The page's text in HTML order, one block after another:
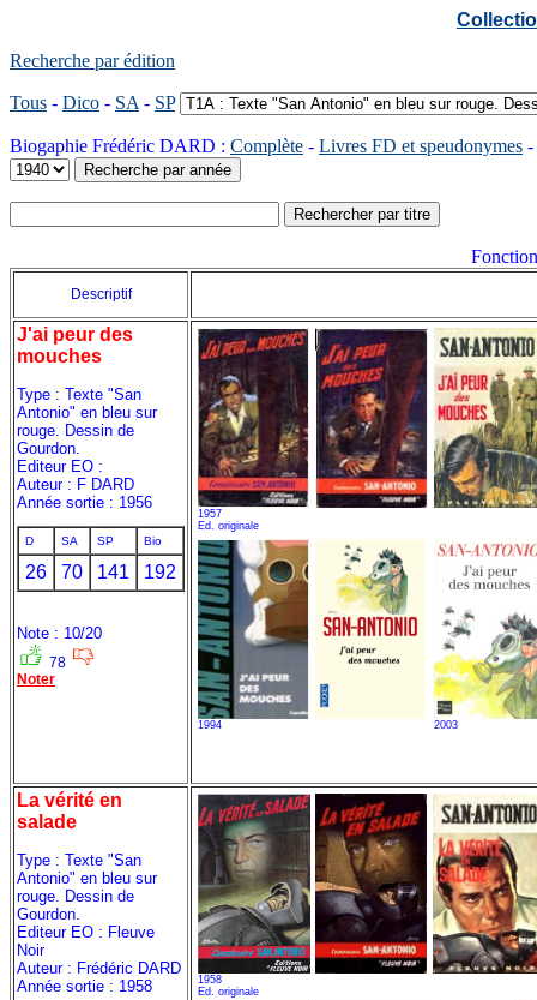
Recherche par édition
Tous - Dico - SA - SP
Biogaphie Frédéric DARD : Complète - Livres FD et speudonymes -
Descriptif
J'ai peur des
mouches
Type : Texte "San
Antonio" en bleu sur
rouge. Dessin de
Gourdon.
Editeur EO :
Auteur : F DARD
Année sortie : 1956
D SA SP Bio
26 70 141 192
Note : 10/20
78
Noter
1957
Ed. originale
1994 2003
La vérité en
salade
Type : Texte "San
Antonio" en bleu sur
rouge. Dessin de
Gourdon.
Editeur EO : Fleuve
Noir
Auteur : Frédéric DARD
Année sortie : 1958
1958
Ed. originale